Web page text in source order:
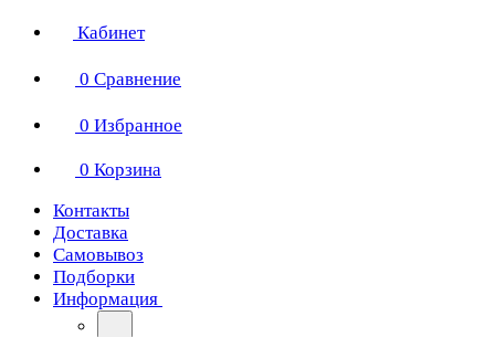
Кабинет
0 Сравнение
0 Избранное
0 Корзина
Контакты
Доставка
Самовывоз
Подборки
Информация